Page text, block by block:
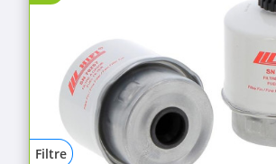
Filtre